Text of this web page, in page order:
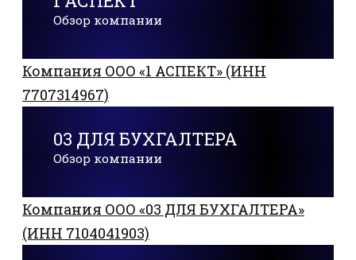
Обзор компании
Компания ООО «1 АСПЕКТ» (ИНН
7707314967)
03 ДЛЯ БУХГАЛТЕРА
Обзор компании
Компания ООО «03 ДЛЯ БУХГАЛТЕРА»
(ИНН 7104041903)